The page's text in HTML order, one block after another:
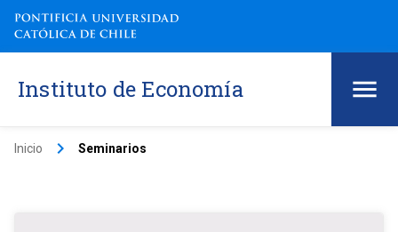
Instituto de Economía
Inicio keyboard_arrow_right Seminarios